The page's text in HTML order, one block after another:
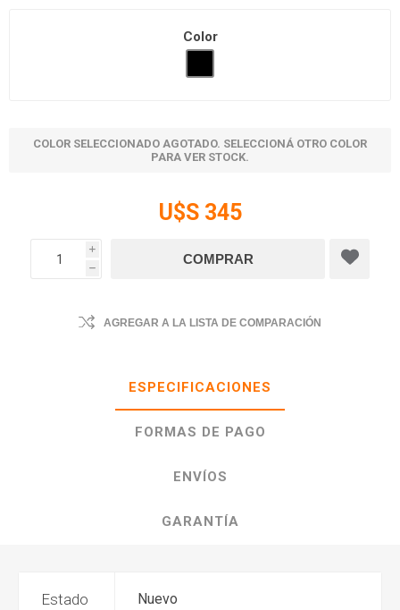
Color
COLOR SELECCIONADO AGOTADO. SELECCIONÁ OTRO COLOR
PARA VER STOCK.
U$S 345
i
h
AGREGAR A LA LISTA DE COMPARACIÓN
ESPECIFICACIONES
FORMAS DE PAGO
ENVÍOS
GARANTÍA
Estado Nuevo